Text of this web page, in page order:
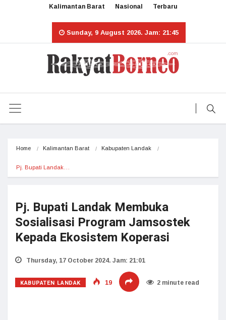
Kalimantan Barat Nasional Terbaru
Sunday, 9 August 2026. Jam: 21:45
Home Kalimantan Barat Kabupaten Landak
Pj. Bupati Landak…
Pj. Bupati Landak Membuka
Sosialisasi Program Jamsostek
Kepada Ekosistem Koperasi
Thursday, 17 October 2024. Jam: 21:01
KABUPATEN LANDAK 19 2 minute read